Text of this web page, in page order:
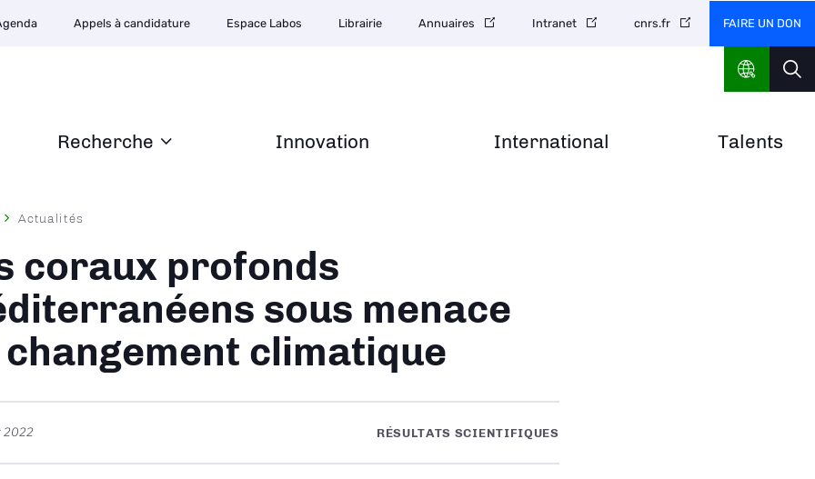
Recherche Innovation International Talents
Appels à candidature Espace Labos Librairie Annuaires Intranet cnrs.fr FAIRE UN DON
Actualités
coraux profonds
sous menace
climatique
2022 RÉSULTATS SCIENTIFIQUES